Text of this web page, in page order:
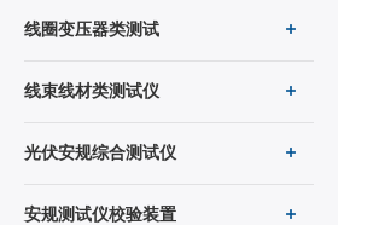
线圈变压器类测试
线束线材类测试仪
光伏安规综合测试仪
安规测试仪校验装置